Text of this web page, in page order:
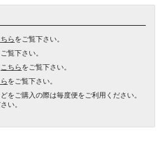
らをご覧下さい。
覧下さい。
こちらをご覧下さい。
をご覧下さい。
をご購入の際は毎度便をご利用ください。
い。